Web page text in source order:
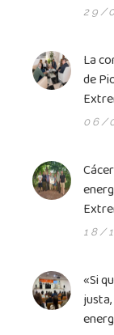
29/
La
de
06/
18/
«Si